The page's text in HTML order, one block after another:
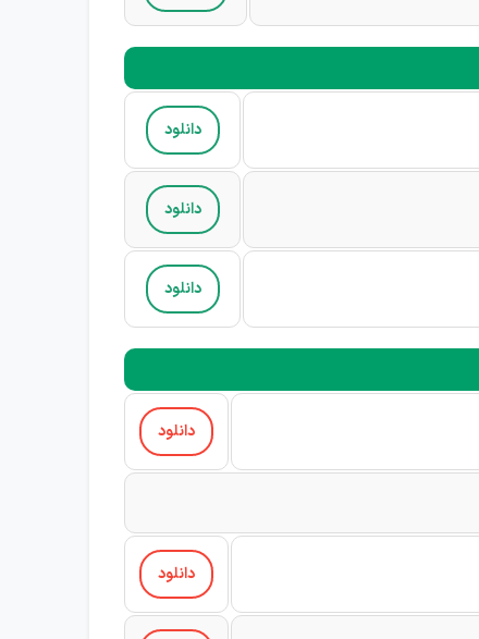
دانلود
دانلود
دانلود
دانلود
دانلود